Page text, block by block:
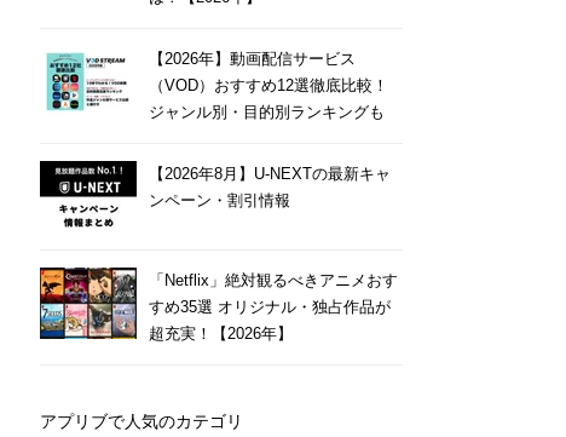
【2026年】動画配信サービス
（VOD）おすすめ12選徹底比較！
ジャンル別・目的別ランキングも
【2026年8月】U-NEXTの最新キャ
ンペーン・割引情報
「Netflix」絶対観るべきアニメおす
すめ35選 オリジナル・独占作品が
超充実！【2026年】
アプリブで人気のカテゴリ